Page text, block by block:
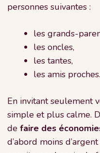
personnes suivantes :
les grands-
les oncles,
les tantes,
les amis proches.
En invitant seulement
simple et plus calme.
de faire des
d’abord moins